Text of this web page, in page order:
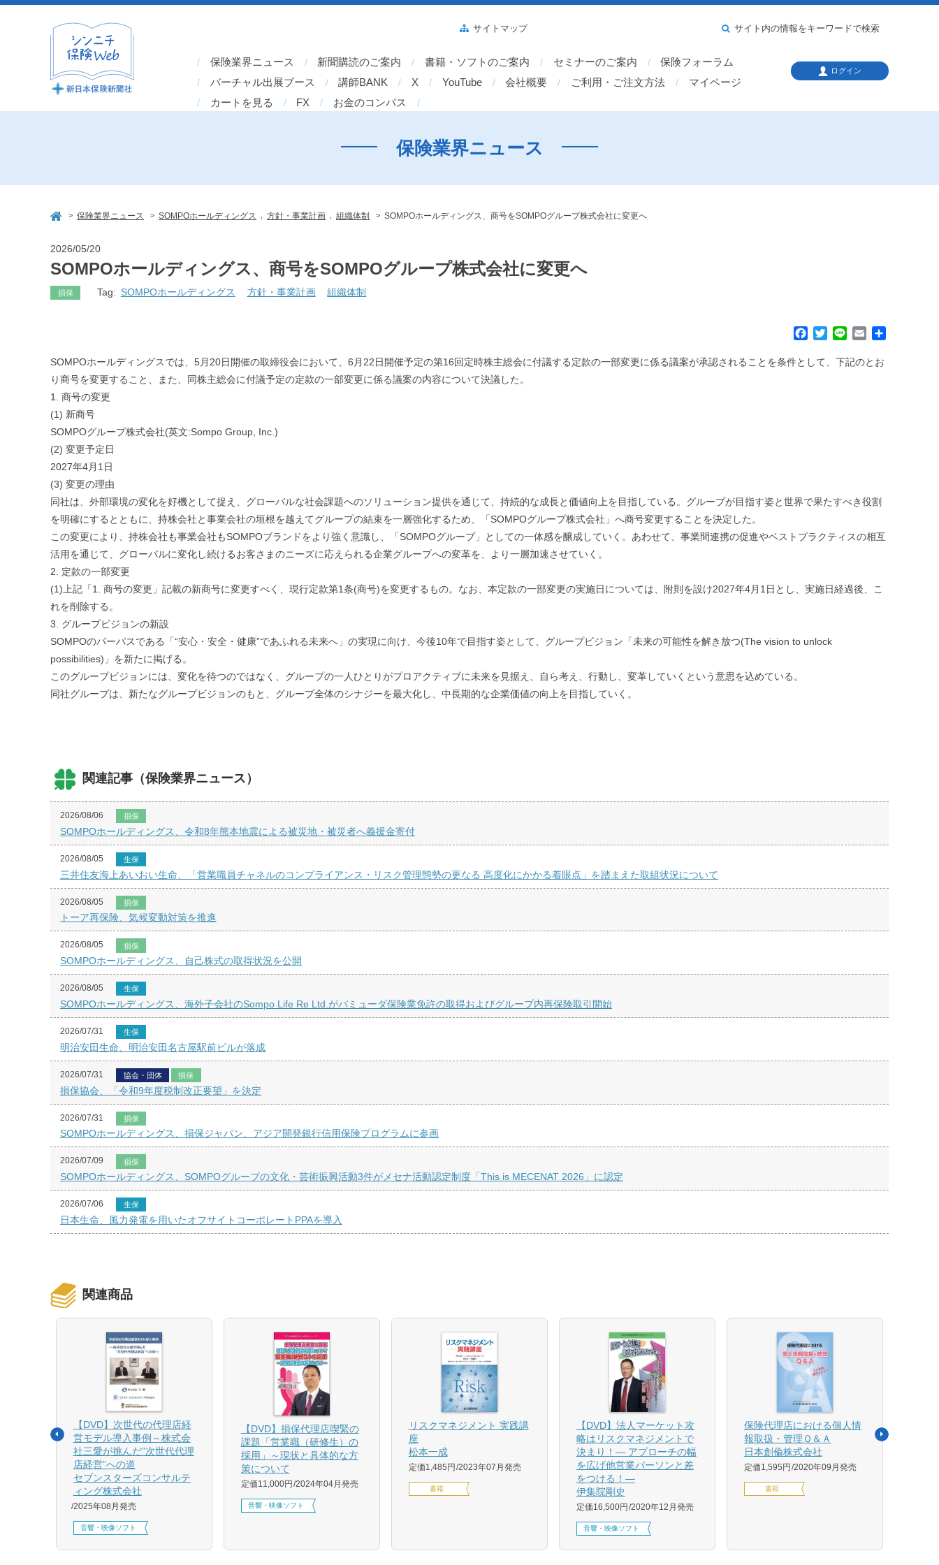
保険業界ニュース 新聞購読のご案内 書籍・ソフトのご案内 セミナーのご案内
保険フォーラム
バーチャル出展ブース
講師BANK X YouTube 会社概要 ご利用・ご注文方法
マイページ
カートを見る
FX お金のコンパス
サイトマップ サイト内の情報をキーワードで検索
ログイン
保険業界ニュース
> 保険業界ニュース > SOMPOホールディングス 方針・事業計画 組織体制 > SOMPOホールディングス、商号をSOMPOグループ株式会社に変更へ
2026/05/20
SOMPOホールディングス、商号をSOMPOグループ株式会社に変更へ
損保 Tag: SOMPOホールディングス 方針・事業計画 組織体制
c
n
a
SOMPOホールディングスでは、5月20日開催の取締役会において、6月22日開催予定の第16回定時株主総会に付議する定款の一部変更に係る議案が承認されることを条件として、下記のとお
り商号を変更すること、また、同株主総会に付議予定の定款の一部変更に係る議案の内容について決議した。
1. 商号の変更
(1) 新商号
SOMPOグループ株式会社(英文:Sompo Group, Inc.)
(2) 変更予定日
2027年4月1日
(3) 変更の理由
同社は、外部環境の変化を好機として捉え、グローバルな社会課題へのソリューション提供を通じて、持続的な成長と価値向上を目指している。グループが目指す姿と世界で果たすべき役割
を明確にするとともに、持株会社と事業会社の垣根を越えてグループの結束を一層強化するため、「SOMPOグループ株式会社」へ商号変更することを決定した。
この変更により、持株会社も事業会社もSOMPOブランドをより強く意識し、「SOMPOグループ」としての一体感を醸成していく。あわせて、事業間連携の促進やベストプラクティスの相互
活用を通じて、グローバルに変化し続けるお客さまのニーズに応えられる企業グループへの変革を、より一層加速させていく。
2. 定款の一部変更
(1)上記「1. 商号の変更」記載の新商号に変更すべく、現行定款第1条(商号)を変更するもの。なお、本定款の一部変更の実施日については、附則を設け2027年4月1日とし、実施日経過後、こ
れを削除する。
3. グループビジョンの新設
SOMPOのパーパスである「“安心・安全・健康”であふれる未来へ」の実現に向け、今後10年で目指す姿として、グループビジョン「未来の可能性を解き放つ(The vision to unlock
possibilities)」を新たに掲げる。
このグループビジョンには、変化を待つのではなく、グループの一人ひとりがプロアクティブに未来を見据え、自ら考え、行動し、変革していくという意思を込めている。
同社グループは、新たなグループビジョンのもと、グループ全体のシナジーを最大化し、中長期的な企業価値の向上を目指していく。
関連記事（保険業界ニュース）
2026/08/06 損保
SOMPOホールディングス、令和8年熊本地震による被災地・被災者へ義援金寄付
2026/08/05 生保
三井住友海上あいおい生命、「営業職員チャネルのコンプライアンス・リスク管理態勢の更なる 高度化にかかる着眼点」を踏まえた取組状況について
2026/08/05 損保
トーア再保険、気候変動対策を推進
2026/08/05 損保
SOMPOホールディングス、自己株式の取得状況を公開
2026/08/05 生保
SOMPOホールディングス、海外子会社のSompo Life Re Ltd.がバミューダ保険業免許の取得およびグループ内再保険取引開始
2026/07/31 生保
明治安田生命、明治安田名古屋駅前ビルが落成
2026/07/31 協会・団体 損保
損保協会、「令和9年度税制改正要望」を決定
2026/07/31 損保
SOMPOホールディングス、損保ジャパン、アジア開発銀行信用保険プログラムに参画
2026/07/09 損保
SOMPOホールディングス、SOMPOグループの文化・芸術振興活動3件がメセナ活動認定制度「This is MECENAT 2026」に認定
2026/07/06 生保
日本生命、風力発電を用いたオフサイトコーポレートPPAを導入
関連商品
【DVD】次世代の代理店経
営モデル導入事例～株式会
社三愛が挑んだ”次世代代理
店経営”への道
セブンスターズコンサルテ
ィング株式会社
2025年08月発売
音響・映像ソフト
【DVD】損保代理店喫緊の
課題「営業職（研修生）の
採用」～現状と具体的な方
策について
定価11,000円 2024年04月発売
音響・映像ソフト
リスクマネジメント 実践講
座
松本一成
定価1,485円 2023年07月発売
書籍
【DVD】法人マーケット攻
略はリスクマネジメントで
決まり！― アプローチの幅
を広げ他営業パーソンと差
をつける！―
伊集院剛史
定価16,500円 2020年12月発売
音響・映像ソフト
保険代理店における個人情
報取扱・管理Ｑ＆Ａ
日本創倫株式会社
定価1,595円 2020年09月発売
書籍